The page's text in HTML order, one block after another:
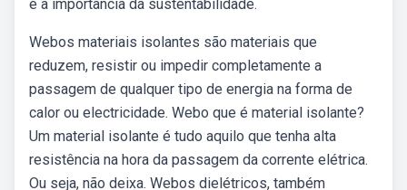
e a importância da sustentabilidade.
Webos materiais isolantes são materiais que
reduzem, resistir ou impedir completamente a
passagem de qualquer tipo de energia na forma de
calor ou electricidade. Webo que é material isolante?
Um material isolante é tudo aquilo que tenha alta
resistência na hora da passagem da corrente elétrica.
Ou seja, não deixa. Webos dielétricos, também